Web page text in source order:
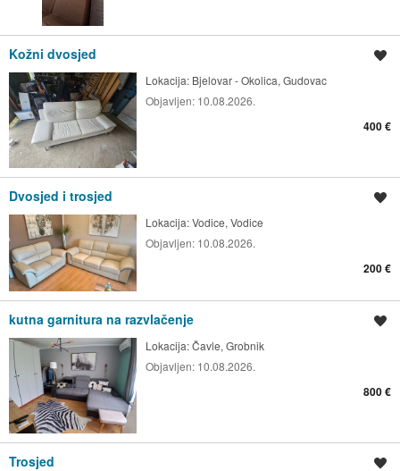
Kožni dvosjed
Lokacija: Bjelovar - Okolica, Gudovac
Objavljen: 10.08.2026.
400 €
Dvosjed i trosjed
Lokacija:Vodice, Vodice
Objavljen: 10.08.2026.
200 €
kutna garnitura na razvlačenje
Lokacija:Čavle, Grobnik
Objavljen: 10.08.2026.
800 €
Trosjed